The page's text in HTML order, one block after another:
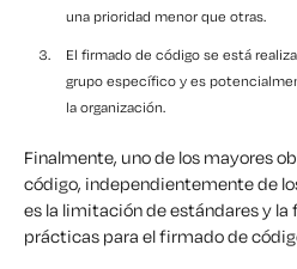
una prioridad menor que otras.
El firmado de código se está
grupo específico y es
la organización.
Finalmente, uno de los mayores
código, independientemente de
es la limitación de estándares y
prácticas para el firmado de